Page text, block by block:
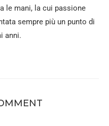
le mani, la cui passione
sempre più un punto di
anni.